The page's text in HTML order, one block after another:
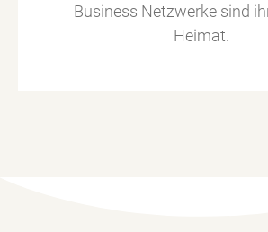
Business Netzwerke sind
Heimat.